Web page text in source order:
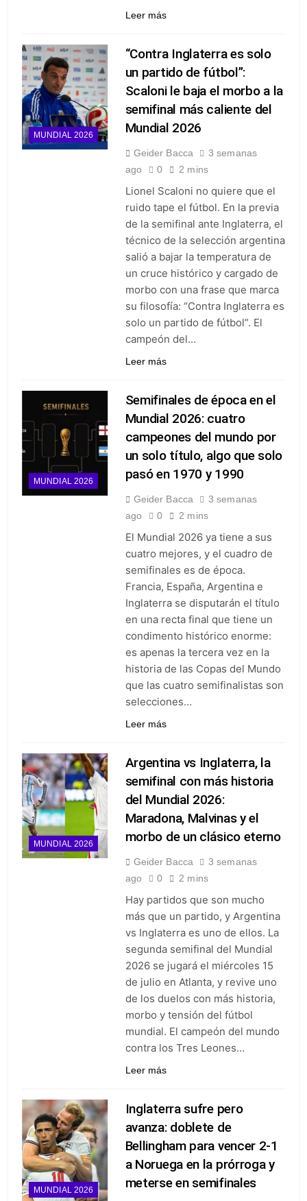
Leer más
MUNDIAL 2026
“Contra Inglaterra es solo
un partido de fútbol”:
Scaloni le baja el morbo a la
semifinal más caliente del
Mundial 2026
Geider Bacca
3 semanas
ago
0 2 mins
Lionel Scaloni no quiere que el
ruido tape el fútbol. En la previa
de la semifinal ante Inglaterra, el
técnico de la selección argentina
salió a bajar la temperatura de
un cruce histórico y cargado de
morbo con una frase que marca
su filosofía: “Contra Inglaterra es
solo un partido de fútbol”. El
campeón del…
Leer más
MUNDIAL 2026
Semifinales de época en el
Mundial 2026: cuatro
campeones del mundo por
un solo título, algo que solo
pasó en 1970 y 1990
Geider Bacca
3 semanas
ago
0 2 mins
El Mundial 2026 ya tiene a sus
cuatro mejores, y el cuadro de
semifinales es de época.
Francia, España, Argentina e
Inglaterra se disputarán el título
en una recta final que tiene un
condimento histórico enorme:
es apenas la tercera vez en la
historia de las Copas del Mundo
que las cuatro semifinalistas son
selecciones…
Leer más
MUNDIAL 2026
Argentina vs Inglaterra, la
semifinal con más historia
del Mundial 2026:
Maradona, Malvinas y el
morbo de un clásico eterno
Geider Bacca
3 semanas
ago
0 2 mins
Hay partidos que son mucho
más que un partido, y Argentina
vs Inglaterra es uno de ellos. La
segunda semifinal del Mundial
2026 se jugará el miércoles 15
de julio en Atlanta, y revive uno
de los duelos con más historia,
morbo y tensión del fútbol
mundial. El campeón del mundo
contra los Tres Leones…
Leer más
MUNDIAL 2026
Inglaterra sufre pero
avanza: doblete de
Bellingham para vencer 2-1
a Noruega en la prórroga y
meterse en semifinales